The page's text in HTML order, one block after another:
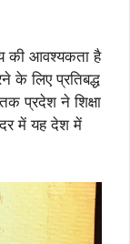
की आवश्यकता है
के लिए प्रतिबद्ध
प्रदेश ने शिक्षा
दर में यह देश में